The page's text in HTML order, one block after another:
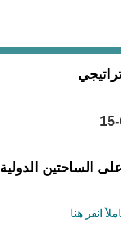
الساحتين الدولية
انقر هنا